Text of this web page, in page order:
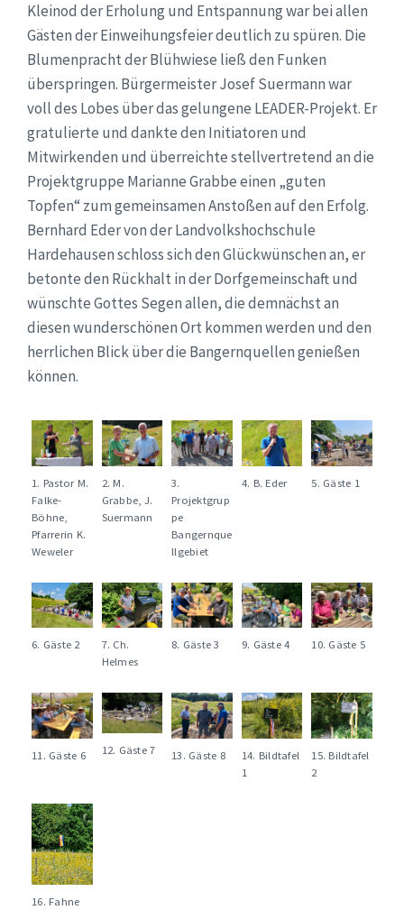
Kleinod der Erholung und Entspannung war bei allen
Gästen der Einweihungsfeier deutlich zu spüren. Die
Blumenpracht der Blühwiese ließ den Funken
überspringen. Bürgermeister Josef Suermann war
voll des Lobes über das gelungene LEADER-Projekt. Er
gratulierte und dankte den Initiatoren und
Mitwirkenden und überreichte stellvertretend an die
Projektgruppe Marianne Grabbe einen „guten
Topfen“ zum gemeinsamen Anstoßen auf den Erfolg.
Bernhard Eder von der Landvolkshochschule
Hardehausen schloss sich den Glückwünschen an, er
betonte den Rückhalt in der Dorfgemeinschaft und
wünschte Gottes Segen allen, die demnächst an
diesen wunderschönen Ort kommen werden und den
herrlichen Blick über die Bangernquellen genießen
können.
1. Pastor M.
Falke-
Böhne,
Pfarrerin K.
Weweler
2. M.
Grabbe, J.
Suermann
3.
Projektgrup
pe
Bangernque
llgebiet
4. B. Eder 5. Gäste 1
6. Gäste 2
7. Ch.
Helmes
8. Gäste 3 9. Gäste 4 10. Gäste 5
11. Gäste 6 12. Gäste 7 13. Gäste 8
14. Bildtafel
1
15. Bildtafel
2
16. Fahne